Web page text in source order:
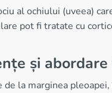
al ochiului (uveea)
pot fi tratate cu
și
la marginea